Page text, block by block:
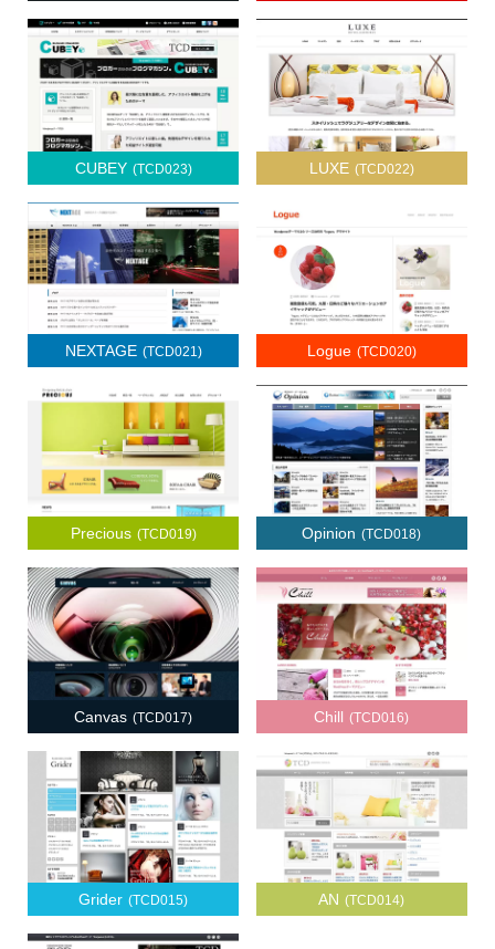
CUBEY (TCD023) LUXE (TCD022)
NEXTAGE (TCD021) Logue (TCD020)
Precious (TCD019) Opinion (TCD018)
Canvas (TCD017) Chill (TCD016)
Grider (TCD015) AN (TCD014)